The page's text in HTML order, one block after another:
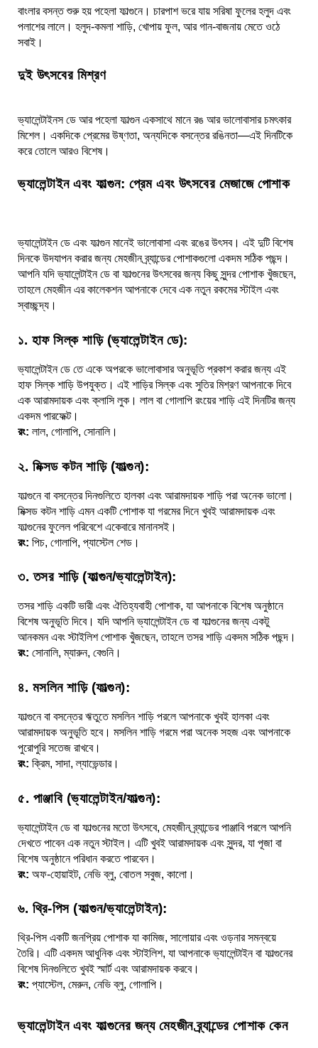
বাংলার বসন্ত শুরু হয় পহেলা ফাল্গুনে। চারপাশ ভরে যায় সরিষা ফুলের হলুদ এবং
পলাশের লালে। হলুদ-কমলা শাড়ি, খোপায় ফুল, আর গান-বাজনায় মেতে ওঠে
সবাই।
দুই উৎসবের মিশ্রণ
ভ্যালেন্টাইনস ডে আর পহেলা ফাল্গুন একসাথে মানে রঙ আর ভালোবাসার চমৎকার
মিশেল। একদিকে প্রেমের উষ্ণতা, অন্যদিকে বসন্তের রঙিনতা—এই দিনটিকে
করে তোলে আরও বিশেষ।
ভ্যালেন্টাইন এবং ফাল্গুন: প্রেম এবং উৎসবের মেজাজে পোশাক
ভ্যালেন্টাইন ডে এবং ফাল্গুন মানেই ভালোবাসা এবং রঙের উৎসব। এই দুটি বিশেষ
দিনকে উদযাপন করার জন্য মেহজীন ব্র্যান্ডের পোশাকগুলো একদম সঠিক পছন্দ।
আপনি যদি ভ্যালেন্টাইন ডে বা ফাল্গুনের উৎসবের জন্য কিছু সুন্দর পোশাক খুঁজছেন,
তাহলে মেহজীন এর কালেকশন আপনাকে দেবে এক নতুন রকমের স্টাইল এবং
স্বাচ্ছন্দ্য।
১. হাফ সিল্ক শাড়ি (ভ্যালেন্টাইন ডে):
ভ্যালেন্টাইন ডে তে একে অপরকে ভালোবাসার অনুভূতি প্রকাশ করার জন্য এই
হাফ সিল্ক শাড়ি উপযুক্ত। এই শাড়ির সিল্ক এবং সুতির মিশ্রণ আপনাকে দিবে
এক আরামদায়ক এবং ক্লাসি লুক। লাল বা গোলাপি রংয়ের শাড়ি এই দিনটির জন্য
একদম পারফেক্ট।
রং: লাল, গোলাপি, সোনালি।
২. মিক্সড কটন শাড়ি (ফাল্গুন):
ফাল্গুনে বা বসন্তের দিনগুলিতে হালকা এবং আরামদায়ক শাড়ি পরা অনেক ভালো।
মিক্সড কটন শাড়ি এমন একটি পোশাক যা গরমের দিনে খুবই আরামদায়ক এবং
ফাল্গুনের ফুলেল পরিবেশে একেবারে মানানসই।
রং: পিচ, গোলাপি, প্যাস্টেল শেড।
৩. তসর শাড়ি (ফাল্গুন/ভ্যালেন্টাইন):
তসর শাড়ি একটি ভারী এবং ঐতিহ্যবাহী পোশাক, যা আপনাকে বিশেষ অনুষ্ঠানে
বিশেষ অনুভূতি দিবে। যদি আপনি ভ্যালেন্টাইন ডে বা ফাল্গুনের জন্য একটু
আনকমন এবং স্টাইলিশ পোশাক খুঁজছেন, তাহলে তসর শাড়ি একদম সঠিক পছন্দ।
রং: সোনালি, ম্যারুন, বেগুনি।
৪. মসলিন শাড়ি (ফাল্গুন):
ফাল্গুনে বা বসন্তের ঋতুতে মসলিন শাড়ি পরলে আপনাকে খুবই হালকা এবং
আরামদায়ক অনুভূতি হবে। মসলিন শাড়ি গরমে পরা অনেক সহজ এবং আপনাকে
পুরোপুরি সতেজ রাখবে।
রং: ক্রিম, সাদা, ল্যাভেন্ডার।
৫. পাঞ্জাবি (ভ্যালেন্টাইন/ফাল্গুন):
ভ্যালেন্টাইন ডে বা ফাল্গুনের মতো উৎসবে, মেহজীন ব্র্যান্ডের পাঞ্জাবি পরলে আপনি
দেখতে পাবেন এক নতুন স্টাইল। এটি খুবই আরামদায়ক এবং সুন্দর, যা পূজা বা
বিশেষ অনুষ্ঠানে পরিধান করতে পারবেন।
রং: অফ-হোয়াইট, নেভি ব্লু, বোতল সবুজ, কালো।
৬. থ্রি-পিস (ফাল্গুন/ভ্যালেন্টাইন):
থ্রি-পিস একটি জনপ্রিয় পোশাক যা কামিজ, সালোয়ার এবং ওড়নার সমন্বয়ে
তৈরি। এটি একদম আধুনিক এবং স্টাইলিশ, যা আপনাকে ভ্যালেন্টাইন বা ফাল্গুনের
বিশেষ দিনগুলিতে খুবই স্মার্ট এবং আরামদায়ক করবে।
রং: প্যাস্টেল, মেরুন, নেভি ব্লু, গোলাপি।
ভ্যালেন্টাইন এবং ফাল্গুনের জন্য মেহজীন ব্র্যান্ডের পোশাক কেন